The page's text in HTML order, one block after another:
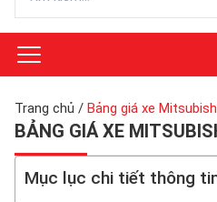
Trang chủ / Bảng giá xe
BẢNG GIÁ XE
Mục lục chi tiết thông